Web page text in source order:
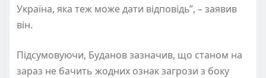
Україна, яка теж може дати відповідь”, – заявив
він.
Підсумовуючи, Буданов зазначив, що станом на
зараз не бачить жодних ознак загрози з боку